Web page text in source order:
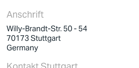
Anschrift
Willy-Brandt-Str. 50 - 54
70173 Stuttgart
Germany